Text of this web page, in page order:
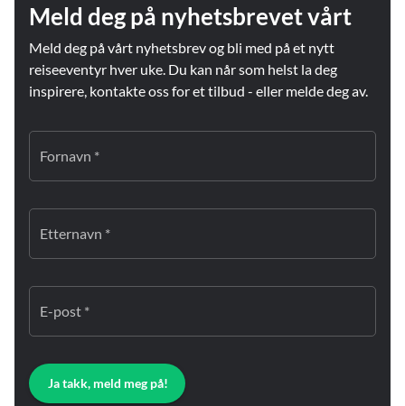
Meld deg på nyhetsbrevet vårt
Meld deg på vårt nyhetsbrev og bli med på et nytt
reiseeventyr hver uke. Du kan når som helst la deg
inspirere, kontakte oss for et tilbud - eller melde deg av.
Fornavn *
Etternavn *
E-post *
Ja takk, meld meg på!